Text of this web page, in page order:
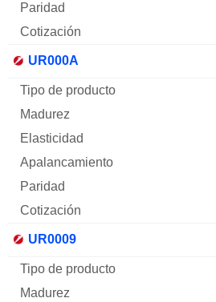
UR000A
UR0009